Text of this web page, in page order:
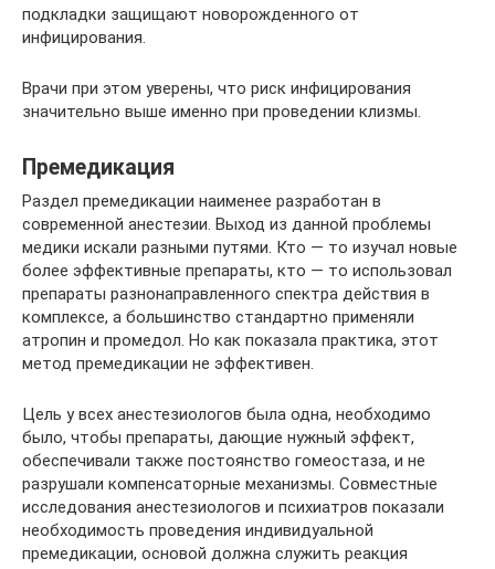
подкладки защищают новорожденного от
инфицирования.
Врачи при этом уверены, что риск инфицирования
значительно выше именно при проведении клизмы.
Премедикация
Раздел премедикации наименее разработан в
современной анестезии. Выход из данной проблемы
медики искали разными путями. Кто — то изучал новые
более эффективные препараты, кто — то использовал
препараты разнонаправленного спектра действия в
комплексе, а большинство стандартно применяли
атропин и промедол. Но как показала практика, этот
метод премедикации не эффективен.
Цель у всех анестезиологов была одна, необходимо
было, чтобы препараты, дающие нужный эффект,
обеспечивали также постоянство гомеостаза, и не
разрушали компенсаторные механизмы. Совместные
исследования анестезиологов и психиатров показали
необходимость проведения индивидуальной
премедикации, основой должна служить реакция